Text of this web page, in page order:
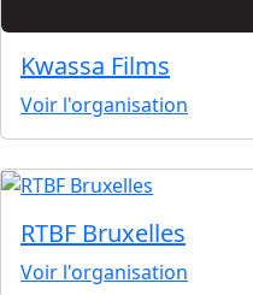
Kwassa Films
Voir l'organisation
RTBF Bruxelles
Voir l'organisation